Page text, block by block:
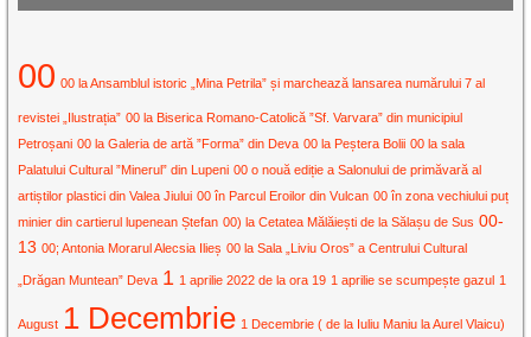
00 00 la Ansamblul istoric „Mina Petrila” și marchează lansarea numărului 7 al
revistei „Ilustrația” 00 la Biserica Romano-Catolică ”Sf. Varvara” din municipiul
Petroșani 00 la Galeria de artă ”Forma” din Deva 00 la Peștera Bolii 00 la sala
Palatului Cultural ”Minerul” din Lupeni 00 o nouă ediție a Salonului de primăvară al
artiștilor plastici din Valea Jiului 00 în Parcul Eroilor din Vulcan 00 în zona vechiului puț
minier din cartierul lupenean Ștefan 00) la Cetatea Mălăiești de la Sălașu de Sus 00-
13 00; Antonia Morarul Alecsia Ilieș 00 la Sala „Liviu Oros” a Centrului Cultural
„Drăgan Muntean” Deva 1 1 aprilie 2022 de la ora 19 1 aprilie se scumpește gazul 1
August 1 Decembrie 1 Decembrie ( de la Iuliu Maniu la Aurel Vlaicu)